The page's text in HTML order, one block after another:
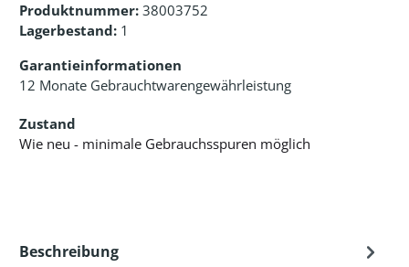
Produktnummer: 38003752
Lagerbestand: 1
Garantieinformationen
12 Monate Gebrauchtwarengewährleistung
Zustand
Wie neu - minimale Gebrauchsspuren möglich
Beschreibung